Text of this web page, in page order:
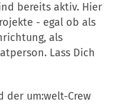
bereits aktiv. Hier
- egal ob als
als
Lass Dich
der um:welt-Crew